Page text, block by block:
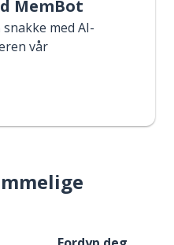
MemBot
med AI-
vår